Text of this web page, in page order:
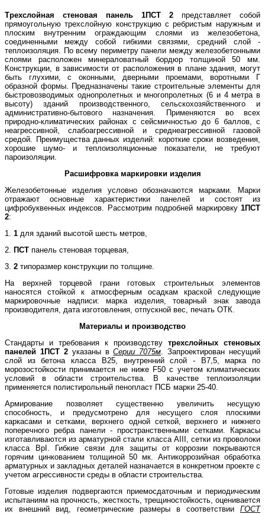
Трехслойная стеновая панель 1ПСТ 2
представляет собой
прямоугольную трехслойную конструкцию с ребристым наружным и
плоским внутренним ограждающим слоями из железобетона,
соединенными между собой гибкими связями, средний слой -
теплоизоляция. По всему периметру панели между железобетонными
слоями расположен минераловатный бордюр толщиной 50 мм.
Конструкции, в зависимости от расположения в плане здания, могут
быть глухими, с оконными, дверными проемами, воротными Г
образной формы. Предназначены такие строительные элементы для
быстровозводимых однопролетных и многопролетных (6 и 4 метра в
высоту) зданий производственного, сельскохозяйственного и
административно-бытового назначения. Применяются во всех
природно-климатических районах с сейсмичностью до 6 баллов, с
неагрессивной, слабоагрессивной и среднеагрессивной газовой
средой. Преимущества данных изделий: короткие сроки возведения,
хорошие шумо- и теплоизоляционные показатели, не требуют
пароизоляции.
Расшифровка маркировки изделия
Железобетонные изделия условно обозначаются марками. Марки
отражают основные характеристики панелей и состоят из
цифробуквенных индексов. Рассмотрим подробней маркировку 1ПСТ
2:
1. 1 для зданий высотой шесть метров,
2.
ПСТ панель стеновая торцевая,
3. 2 типоразмер конструкции по толщине.
На верхней торцевой грани готовых строительных элементов
наносятся стойкой к атмосферным осадкам краской следующие
маркировочные надписи: марка изделия, товарный знак завода
производителя, дата изготовления, отпускной вес, печать ОТК.
Материалы и производство
Стандарты и требования к производству трехслойных стеновых
панелей 1ПСТ 2указаны вСерии 7075м . Запроектирован несущий
слой из бетона класса В25, внутренний слой - В7,5, марка по
морозостойкости принимается не ниже F50 с учетом климатических
условий в области строительства. В качестве теплоизоляции
применяется полистирольный пенопласт ПСБ марки 25-40.
Армирование позволяет существенно увеличить несущую
способность, и предусмотрено для несущего слоя плоскими
каркасами и сетками, верхнего одной сеткой, верхнего и нижнего
поперечного ребра панели - пространственными сетками. Каркасы
изготавливаются из арматурной стали класса АIII, сетки из проволоки
класса ВрI. Гибкие связи для защиты от коррозии покрываются
горячим цинкованием толщиной 50 мк. Антикоррозийная обработка
арматурных и закладных деталей назначается в конкретном проекте с
учетом агрессивности среды в области строительства.
Готовые изделия подвергаются приемосдаточным и периодическим
испытаниям на прочность, жесткость, трещиностойкость, оценивается
их внешний вид, геометрические размеры в соответствии ГОСТ